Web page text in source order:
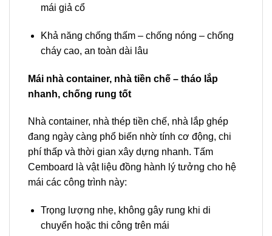
mái giả cổ
Khả năng chống thấm – chống nóng – chống
cháy cao, an toàn dài lâu
Mái nhà container, nhà tiền chế – tháo lắp
nhanh, chống rung tốt
Nhà container, nhà thép tiền chế, nhà lắp ghép
đang ngày càng phổ biến nhờ tính cơ động, chi
phí thấp và thời gian xây dựng nhanh. Tấm
Cemboard là vật liệu đồng hành lý tưởng cho hệ
mái các công trình này:
Trọng lượng nhẹ, không gây rung khi di
chuyển hoặc thi công trên mái